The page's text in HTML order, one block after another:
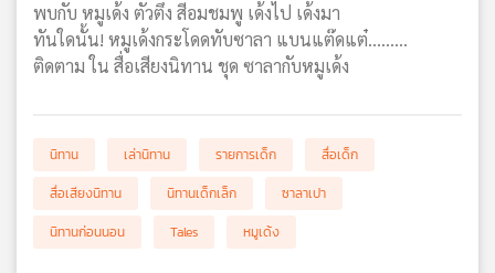
แผนที่
พบกับ หมูเด้ง ตัวตึง สีอมชมพู เด้งไป เด้งมา
ทันใดนั้น! หมูเด้งกระโดดทับซาลา แบนแต๊ดแต๋.........
ติดตาม ใน สื่อเสียงนิทาน ชุด ซาลากับหมูเด้ง
นิทาน เล่านิทาน รายการเด็ก
สื่อเด็ก
สื่อเสียงนิทาน
นิทานเด็กเล็ก
ซาลาเปา
นิทานก่อนนอน
Tales หมูเด้ง